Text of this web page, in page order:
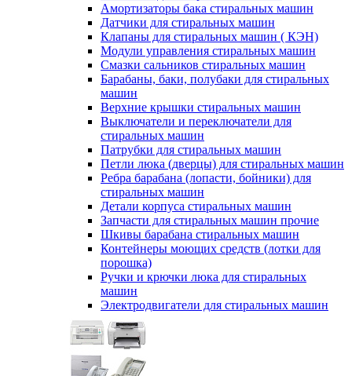
Амортизаторы бака стиральных машин
Датчики для стиральных машин
Клапаны для стиральных машин ( КЭН)
Модули управления стиральных машин
Смазки сальников стиральных машин
Барабаны, баки, полубаки для стиральных
машин
Верхние крышки стиральных машин
Выключатели и переключатели для
стиральных машин
Патрубки для стиральных машин
Петли люка (дверцы) для стиральных машин
Ребра барабана (лопасти, бойники) для
стиральных машин
Детали корпуса стиральных машин
Запчасти для стиральных машин прочие
Шкивы барабана стиральных машин
Контейнеры моющих средств (лотки для
порошка)
Ручки и крючки люка для стиральных
машин
Электродвигатели для стиральных машин